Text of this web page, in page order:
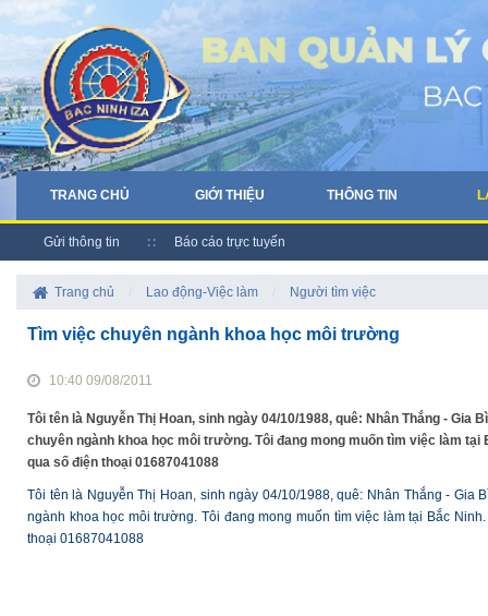
TRANG CHỦ GIỚI THIỆU THÔNG TIN
Gửi thông tin Báo cáo trực tuyến
Trang chủ Lao động-Việc làm Người tìm việc
Tìm việc chuyên ngành khoa học môi trường
10:40 09/08/2011
Tôi tên là Nguyễn Thị Hoan, sinh ngày 04/10/1988, quê: Nhân Thắng -
chuyên ngành khoa học môi trường. Tôi đang mong muốn tìm việc làm
qua số điện thoại 01687041088
Tôi tên là Nguyễn Thị Hoan, sinh ngày 04/10/1988, quê: Nhân Thắng -
ngành khoa học môi trường. Tôi đang mong muốn tìm việc làm tại Bắc
thoại 01687041088